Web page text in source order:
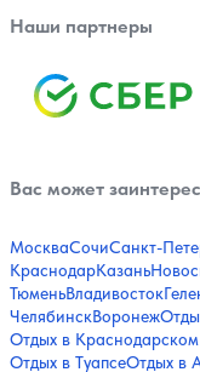
Наши партнеры
Вас может
МоскваСочиСанкт-
КраснодарКазань
ТюменьВладивосток
ЧелябинскВоронеж
Отдых в
Отдых в ТуапсеОтдых в